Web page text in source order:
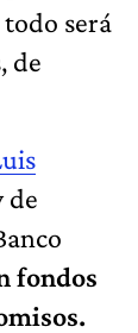
será
de
de
fondos